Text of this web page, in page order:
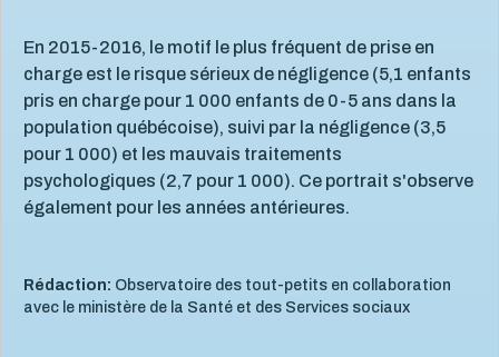
En 2015-2016, le motif le plus fréquent de prise en
charge est le risque sérieux de négligence (5,1 enfants
pris en charge pour 1 000 enfants de 0-5 ans dans la
population québécoise), suivi par la négligence (3,5
pour 1 000) et les mauvais traitements
psychologiques (2,7 pour 1 000). Ce portrait s'observe
également pour les années antérieures.
Rédaction: Observatoire des tout-petits en collaboration
avec le ministère de la Santé et des Services sociaux